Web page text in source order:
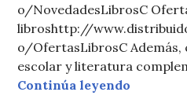
o/NovedadesLibrosC
libroshttp://
o/OfertasLibrosC
escolar y literatura
Continúa leyendo